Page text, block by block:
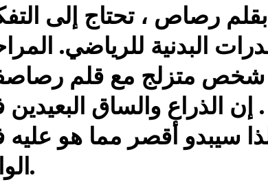
رصاص ، تحتاج إلى
البدنية للرياضي.
شخص متزلج مع قلم
. إن الذراع والساق
لذا سيبدو أقصر مما هو
الواقع.